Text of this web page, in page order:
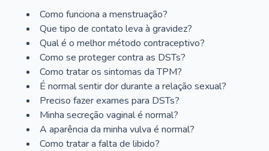
Como funciona a menstruação?
Que tipo de contato leva à gravidez?
Qual é o melhor método contraceptivo?
Como se proteger contra as DSTs?
Como tratar os sintomas da TPM?
É normal sentir dor durante a relação sexual?
Preciso fazer exames para DSTs?
Minha secreção vaginal é normal?
A aparência da minha vulva é normal?
Como tratar a falta de libido?